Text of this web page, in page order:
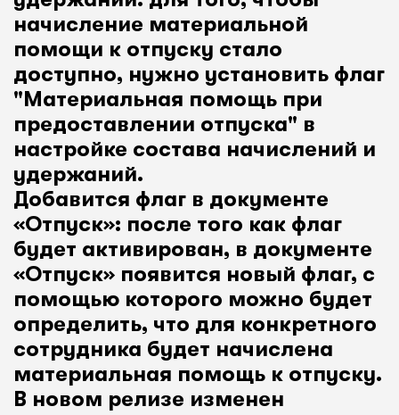
начисление материальной
помощи к отпуску стало
доступно, нужно установить флаг
"Материальная помощь при
предоставлении отпуска" в
настройке состава начислений и
удержаний.
Добавится флаг в документе
«Отпуск»: после того как флаг
будет активирован, в документе
«Отпуск» появится новый флаг, с
помощью которого можно будет
определить, что для конкретного
сотрудника будет начислена
материальная помощь к отпуску.
В новом релизе изменен